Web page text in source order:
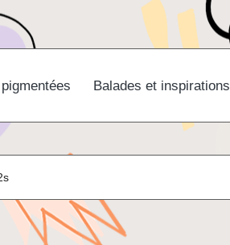
Balades et inspirations